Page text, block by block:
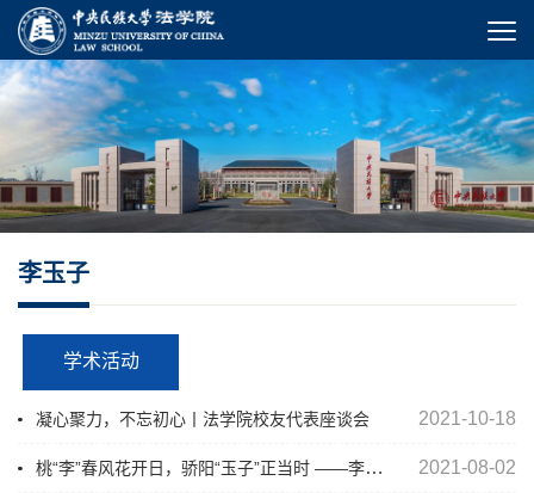
李玉子
学术活动
凝心聚力，不忘初心丨法学院校友代表座谈会 2021-10-18
桃“李”春风花开日，骄阳“玉子”正当时 ——李玉子教授小记 2021-08-02